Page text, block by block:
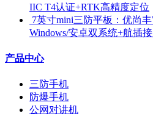
IIC T4认证+RTK高精度定位
7英寸mini三防平板：优尚
Windows/安卓双系统+航插
产品中心
三防手机
防爆手机
公网对讲机